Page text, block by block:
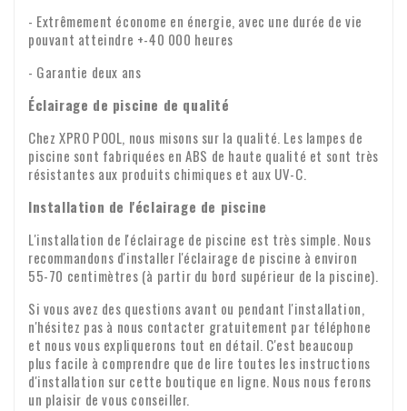
- Extrêmement économe en énergie, avec une durée de vie
pouvant atteindre +-40 000 heures
- Garantie deux ans
Éclairage de piscine de qualité
Chez XPRO POOL, nous misons sur la qualité. Les lampes de
piscine sont fabriquées en ABS de haute qualité et sont très
résistantes aux produits chimiques et aux UV-C.
Installation de l'éclairage de piscine
L'installation de l'éclairage de piscine est très simple. Nous
recommandons d'installer l'éclairage de piscine à environ
55-70 centimètres (à partir du bord supérieur de la piscine).
Si vous avez des questions avant ou pendant l'installation,
n'hésitez pas à nous contacter gratuitement par téléphone
et nous vous expliquerons tout en détail. C'est beaucoup
plus facile à comprendre que de lire toutes les instructions
d'installation sur cette boutique en ligne. Nous nous ferons
un plaisir de vous conseiller.